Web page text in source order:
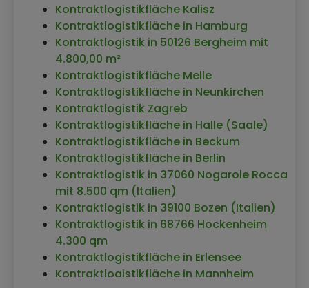
Kontraktlogistikfläche Kalisz
Kontraktlogistikfläche in Hamburg
Kontraktlogistik in 50126 Bergheim mit
4.800,00 m²
Kontraktlogistikfläche Melle
Kontraktlogistikfläche in Neunkirchen
Kontraktlogistik Zagreb
Kontraktlogistikfläche in Halle (Saale)
Kontraktlogistikfläche in Beckum
Kontraktlogistikfläche in Berlin
Kontraktlogistik in 37060 Nogarole Rocca
mit 8.500 qm (Italien)
Kontraktlogistik in 39100 Bozen (Italien)
Kontraktlogistik in 68766 Hockenheim
4.300 qm
Kontraktlogistikfläche in Erlensee
Kontraktlogistikfläche in Mannheim